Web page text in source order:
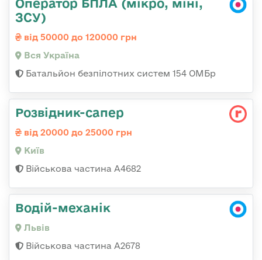
Оператор БПЛА (мікро, міні,
ЗСУ)
від 50000 до 120000 грн
Вся Україна
Батальйон безпілотних систем 154 ОМБр
Розвідник-сапер
від 20000 до 25000 грн
Київ
Військова частина А4682
Водій-механік
Львів
Військова частина А2678